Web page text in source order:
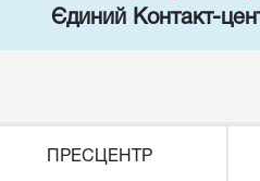
Єдиний Контакт-
ПРЕСЦЕНТР